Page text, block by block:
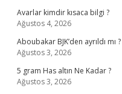
Avarlar kimdir kısaca bilgi ?
Ağustos 4, 2026
Aboubakar BJK’den ayrıldı mı ?
Ağustos 3, 2026
5 gram Has altın Ne Kadar ?
Ağustos 3, 2026